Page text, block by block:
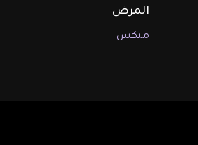
المرض
ميكس